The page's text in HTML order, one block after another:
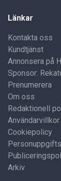
Länkar
Kontakta oss
Kundtjänst
Annonsera på
Sponsor:
Prenumerera
Om oss
Redaktionell
Användarvillkor
Cookiepolicy
Arkiv